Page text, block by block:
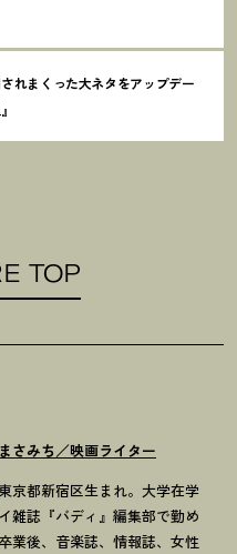
れまくった大ネタをアップデー
TOP
さみち／映画ライター
京都新宿区生まれ。大学在学
雑誌『バディ』編集部で勤め
業後、音楽誌、情報誌、女性